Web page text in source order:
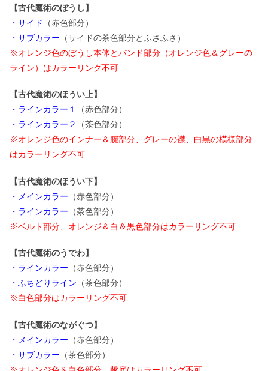
【古代魔術のぼうし】
・サイド
（赤色部分）
・サブカラー （サイドの茶色部分とふさふさ）
※オレンジ色のぼうし本体とバンド部分（オレンジ色＆グレーの
ライン）はカラーリング不可
【古代魔術のほうい上】
・ラインカラー１
（赤色部分）
・ラインカラー２
（茶色部分）
※オレンジ色のインナー＆腕部分、グレーの襟、白黒の模様部分
はカラーリング不可
【古代魔術のほうい下】
・メインカラー （赤色部分）
・ラインカラー （茶色部分）
※ベルト部分、オレンジ＆白＆黒色部分はカラーリング不可
【古代魔術のうでわ】
・ラインカラー （赤色部分）
・ふちどりライン （茶色部分）
※白色部分はカラーリング不可
【古代魔術のながぐつ】
・メインカラー （赤色部分）
・サブカラー （茶色部分）